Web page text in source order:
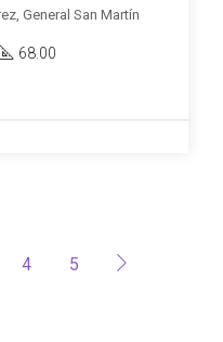
General San Martín
68.00
4 5